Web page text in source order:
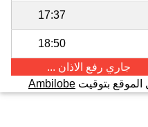
17:37
18:50
جاري رفع الاذان ...
بتوقيت Ambilobe